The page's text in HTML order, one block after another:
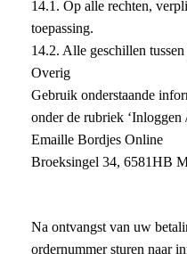
14.1. Op alle rechten,
toepassing.
14.2. Alle geschillen
Overig
Gebruik onderstaande
onder de rubriek ‘Inloggen
Emaille Bordjes Online
Broeksingel 34, 6581HB
Na ontvangst van uw
ordernummer sturen naar